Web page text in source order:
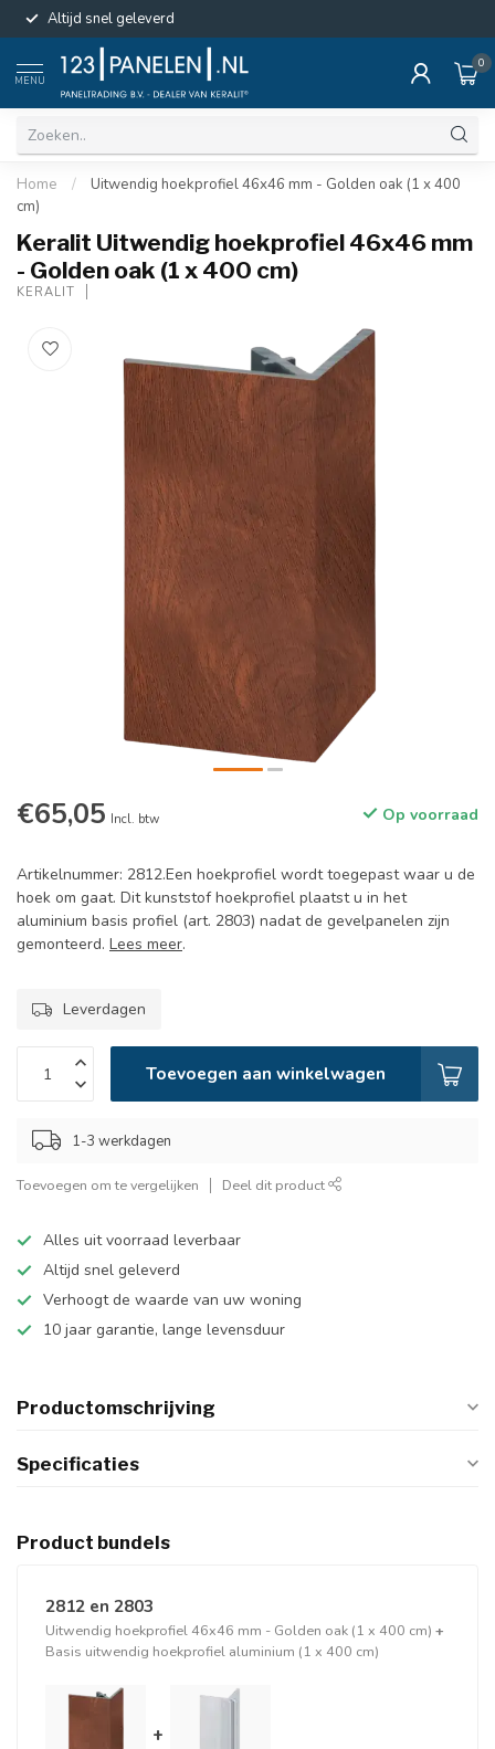
Altijd snel geleverd
MENU
0
Home /
Uitwendig hoekprofiel 46x46 mm - Golden oak (1 x 400
cm)
Keralit Uitwendig hoekprofiel 46x46 mm
- Golden oak (1 x 400 cm)
KERALIT
€65,05 Incl. btw Op voorraad
Artikelnummer: 2812.Een hoekprofiel wordt toegepast waar u de
hoek om gaat. Dit kunststof hoekprofiel plaatst u in het
aluminium basis profiel (art. 2803) nadat de gevelpanelen zijn
gemonteerd. Lees meer.
Leverdagen
Toevoegen aan winkelwagen
1-3 werkdagen
Toevoegen om te vergelijken Deel dit product
Alles uit voorraad leverbaar
Altijd snel geleverd
Verhoogt de waarde van uw woning
10 jaar garantie, lange levensduur
Productomschrijving
Specificaties
Product bundels
2812 en 2803
Uitwendig hoekprofiel 46x46 mm - Golden oak (1 x 400 cm) +
Basis uitwendig hoekprofiel aluminium (1 x 400 cm)
+